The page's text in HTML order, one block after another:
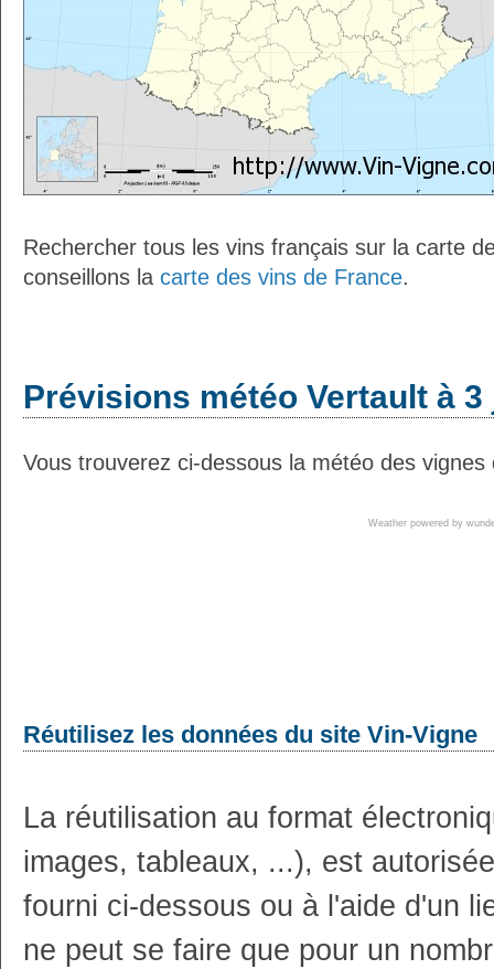
Rechercher tous les vins français sur la carte
conseillons la carte des vins de France.
Prévisions météo Vertault à
Vous trouverez ci-dessous la météo des
Weather powered by
Réutilisez les données du site Vin-Vigne
La réutilisation au format
images, tableaux, ...), est
fourni ci-dessous ou à l'aide d'un
ne peut se faire que pour un